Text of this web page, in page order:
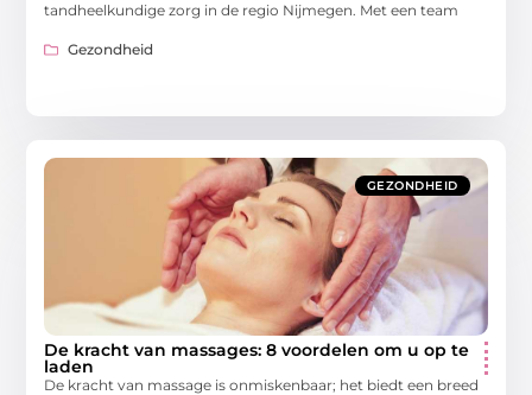
tandheelkundige zorg in de regio Nijmegen. Met een team
Gezondheid
GEZONDHEID
De kracht van massages: 8 voordelen om u op te
laden
De kracht van massage is onmiskenbaar; het biedt een breed